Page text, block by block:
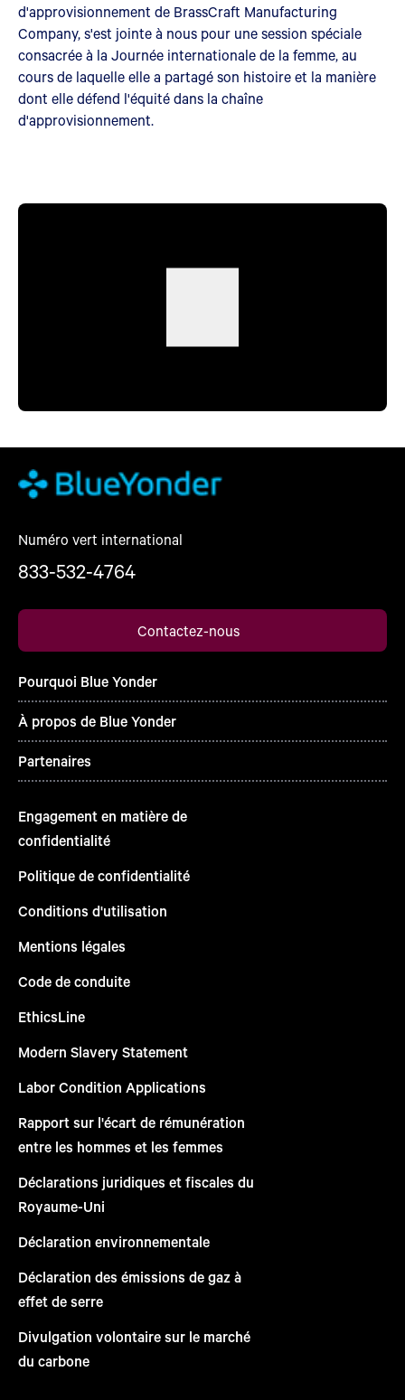
d'approvisionnement de BrassCraft Manufacturing
Company, s'est jointe à nous pour une session spéciale
consacrée à la Journée internationale de la femme, au
cours de laquelle elle a partagé son histoire et la manière
dont elle défend l'équité dans la chaîne
d'approvisionnement.
Numéro vert international
833-532-4764
Contactez-nous
Pourquoi Blue Yonder
À propos de Blue Yonder
Partenaires
Engagement en matière de
confidentialité
Politique de confidentialité
Conditions d'utilisation
Mentions légales
Code de conduite
EthicsLine
Modern Slavery Statement
Labor Condition Applications
Rapport sur l'écart de rémunération
entre les hommes et les femmes
Déclarations juridiques et fiscales du
Royaume-Uni
Déclaration environnementale
Déclaration des émissions de gaz à
effet de serre
Divulgation volontaire sur le marché
du carbone